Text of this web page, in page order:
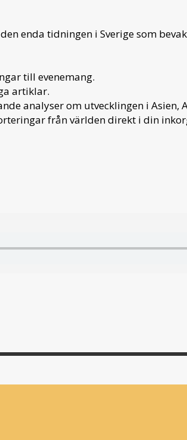
enda tidningen i Sverige som
till evenemang.
artiklar.
analyser om utvecklingen i Asien,
från världen direkt i din